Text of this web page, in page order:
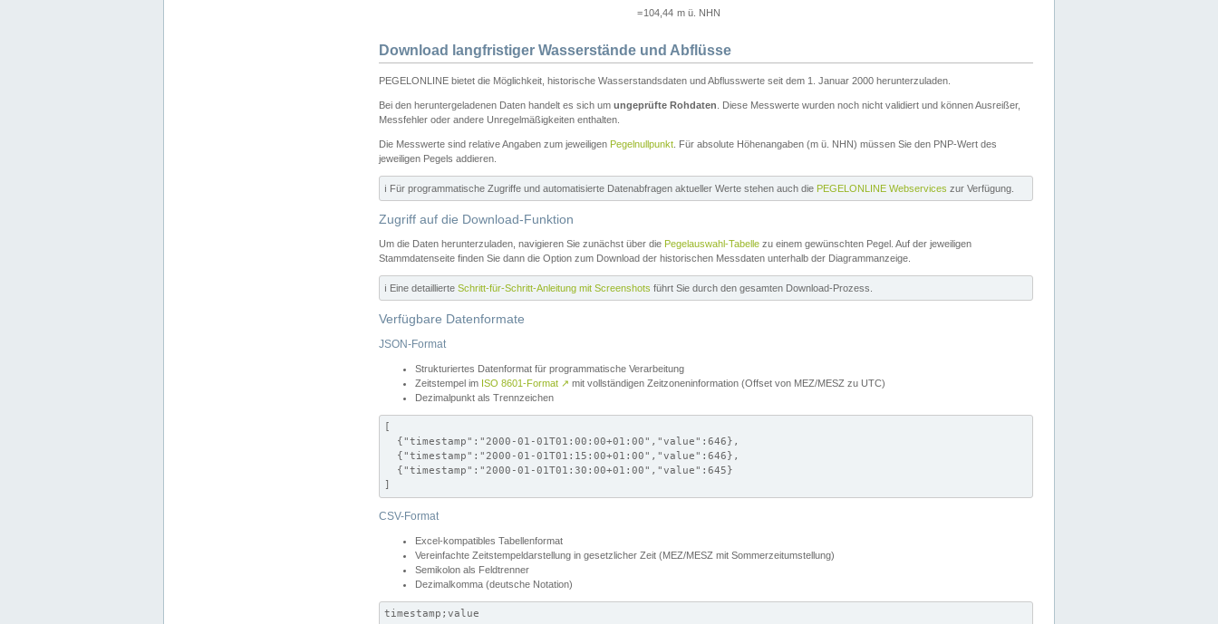
=104,44 m ü. NHN
Download langfristiger Wasserstände und Abflüsse
PEGELONLINE bietet die Möglichkeit, historische Wasserstandsdaten und Abflusswerte seit dem 1. Januar 2000 herunterzuladen.
Bei den heruntergeladenen Daten handelt es sich um ungeprüfte Rohdaten . Diese Messwerte wurden noch nicht validiert und können Ausreißer,
Messfehler oder andere Unregelmäßigkeiten enthalten.
Die Messwerte sind relative Angaben zum jeweiligen Pegelnullpunkt . Für absolute Höhenangaben (m ü. NHN) müssen Sie den PNP-Wert des
jeweiligen Pegels addieren.
ℹ️ Für programmatische Zugriffe und automatisierte Datenabfragen aktueller Werte stehen auch die PEGELONLINE Webservices zur Verfügung.
Zugriff auf die Download-Funktion
Um die Daten herunterzuladen, navigieren Sie zunächst über die Pegelauswahl-Tabelle zu einem gewünschten Pegel. Auf der jeweiligen
Stammdatenseite finden Sie dann die Option zum Download der historischen Messdaten unterhalb der Diagrammanzeige.
ℹ️ Eine detaillierte Schritt-für-Schritt-Anleitung mit Screenshots führt Sie durch den gesamten Download-Prozess.
Verfügbare Datenformate
JSON-Format
Strukturiertes Datenformat für programmatische Verarbeitung
Zeitstempel im ISO 8601-Format ↗ mit vollständigen Zeitzoneninformation (Offset von MEZ/MESZ zu UTC)
Dezimalpunkt als Trennzeichen
[
  {"timestamp":"2000-01-01T01:00:00+01:00","value":646},
  {"timestamp":"2000-01-01T01:15:00+01:00","value":646},
  {"timestamp":"2000-01-01T01:30:00+01:00","value":645}
]
CSV-Format
Excel-kompatibles Tabellenformat
Vereinfachte Zeitstempeldarstellung in gesetzlicher Zeit (MEZ/MESZ mit Sommerzeitumstellung)
Semikolon als Feldtrenner
Dezimalkomma (deutsche Notation)
timestamp;value